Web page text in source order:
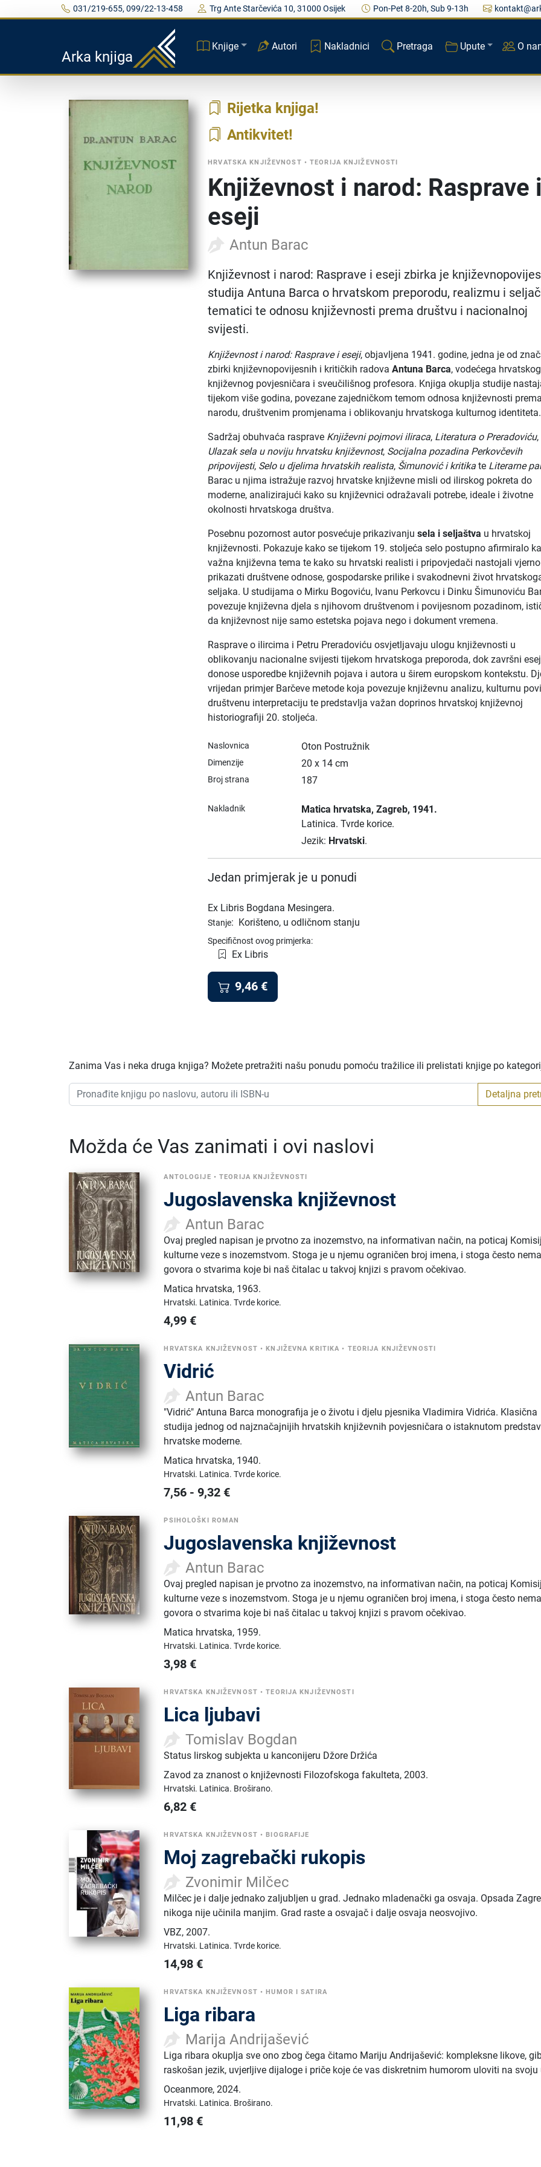
031/219-655, 099/22-13-458 Trg Ante Starčevića 10, 31000 Osijek Pon-Pet 8-20h, Sub 9-13h
Arka knjiga
Knjige Autori Nakladnici Pretraga Upute O
Rijetka knjiga
Antikvitet
HRVATSKA KNJIŽEVNOST •TEORIJA KNJIŽEVNOSTI
Književnost i narod: Rasprave i
eseji
Antun Barac
Književnost i narod: Rasprave i eseji zbirka je
studija Antuna Barca o hrvatskom preporodu, realizmu i
tematici te odnosu književnosti prema društvu i nacionalnoj
svijesti.
Književnost i narod: Rasprave i eseji, objavljena 1941. godine, jedna je od
zbirki književnopovijesnih i kritičkih radovaAntuna Barca, vodećega hrvatskog
književnog povjesničara i sveučilišnog profesora. Knjiga okuplja studije
tijekom više godina, povezane zajedničkom temom odnosa književnosti prema
narodu, društvenim promjenama i oblikovanju hrvatskoga kulturnog identiteta.
Sadržaj obuhvaća rasprave Književni pojmovi iliraca, Literatura o Preradoviću,
Ulazak sela u noviju hrvatsku književnost, Socijalna pozadina Perkovčevih
pripovijesti, Selo u djelima hrvatskih realista, Šimunović i kritika te Literarne
Barac u njima istražuje razvoj hrvatske književne misli od ilirskog pokreta do
moderne, analizirajući kako su književnici odražavali potrebe, ideale i životne
okolnosti hrvatskoga društva.
Posebnu pozornost autor posvećuje prikazivanjusela i seljaštva u hrvatskoj
književnosti. Pokazuje kako se tijekom 19. stoljeća selo postupno afirmiralo
važna književna tema te kako su hrvatski realisti i pripovjedači nastojali vjerno
prikazati društvene odnose, gospodarske prilike i svakodnevni život
seljaka. U studijama o Mirku Bogoviću, Ivanu Perkovcu i Dinku Šimunoviću
povezuje književna djela s njihovom društvenom i povijesnom pozadinom,
da književnost nije samo estetska pojava nego i dokument vremena.
Rasprave o ilircima i Petru Preradoviću osvjetljavaju ulogu književnosti u
oblikovanju nacionalne svijesti tijekom hrvatskoga preporoda, dok završni
donose usporedbe književnih pojava i autora u širem europskom kontekstu.
vrijedan primjer Barčeve metode koja povezuje književnu analizu, kulturnu
društvenu interpretaciju te predstavlja važan doprinos hrvatskoj književnoj
historiografiji 20. stoljeća.
Naslovnica Oton Postružnik
Dimenzije 20 x 14 cm
Broj strana 187
Nakladnik Matica hrvatska, Zagreb, 1941.
Latinica. Tvrde korice.
Jezik: Hrvatski.
Jedan primjerak je u ponudi
Ex Libris Bogdana Mesingera.
Stanje: Korišteno, u odličnom stanju
Specifičnost ovog primjerka:
Ex Libris
9,46 €
Zanima Vas i neka druga knjiga? Možete pretražiti našu ponudu pomoću tražilice ili prelistati knjige po
Detaljna
Možda će Vas zanimati i ovi naslovi
ANTOLOGIJE •TEORIJA KNJIŽEVNOSTI
Jugoslavenska književnost
Antun Barac
Ovaj pregled napisan je prvotno za inozemstvo, na informativan način, na poticaj
kulturne veze s inozemstvom. Stoga je u njemu ograničen broj imena, i stoga često nema
govora o stvarima koje bi naš čitalac u takvoj knjizi s pravom očekivao.
Matica hrvatska, 1963.
Hrvatski. Latinica.Tvrde korice.
4,99 €
HRVATSKA KNJIŽEVNOST •KNJIŽEVNA KRITIKA • TEORIJA KNJIŽEVNOSTI
Vidrić
Antun Barac
"Vidrić" Antuna Barca monografija je o životu i djelu pjesnika Vladimira Vidrića. Klasična
studija jednog od najznačajnijih hrvatskih književnih povjesničara o istaknutom
hrvatske moderne.
Matica hrvatska, 1940.
Hrvatski. Latinica.Tvrde korice.
7,56 -9,32 €
PSIHOLOŠKI ROMAN
Jugoslavenska književnost
Antun Barac
Ovaj pregled napisan je prvotno za inozemstvo, na informativan način, na poticaj
kulturne veze s inozemstvom. Stoga je u njemu ograničen broj imena, i stoga često nema
govora o stvarima koje bi naš čitalac u takvoj knjizi s pravom očekivao.
Matica hrvatska, 1959.
Hrvatski. Latinica.Tvrde korice.
3,98 €
HRVATSKA KNJIŽEVNOST •TEORIJA KNJIŽEVNOSTI
Lica ljubavi
Tomislav Bogdan
Status lirskog subjekta u kanconijeru Džore Držića
Zavod za znanost o književnosti Filozofskoga fakulteta,2003.
Hrvatski. Latinica. Broširano.
6,82 €
HRVATSKA KNJIŽEVNOST •BIOGRAFIJE
Moj zagrebački rukopis
Zvonimir Milčec
Milčec je i dalje jednako zaljubljen u grad. Jednako mladenački ga osvaja. Opsada
nikoga nije učinila manjim. Grad raste a osvajač i dalje osvaja neosvojivo.
VBZ,2007.
Hrvatski. Latinica.Tvrde korice.
14,98 €
HRVATSKA KNJIŽEVNOST •HUMOR I SATIRA
Liga ribara
Marija Andrijašević
Liga ribara okuplja sve ono zbog čega čitamo Mariju Andrijašević: kompleksne likove,
raskošan jezik, uvjerljive dijaloge i priče koje će vas diskretnim humorom uloviti na svoju
Oceanmore,2024.
Hrvatski. Latinica. Broširano.
11,98 €